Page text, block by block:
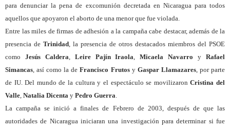
para denunciar la pena de excomunión decretada en Nicaragua para todos
aquellos que apoyaron el aborto de una menor que fue violada.
Entre las miles de firmas de adhesión a la campaña cabe destacar, además de la
presencia de Trinidad, la presencia de otros destacados miembros del PSOE
como Jesús Caldera, Leire Pajín Iraola,Micaela Navarro yRafael
Simancas, así como la deFrancisco Frutosy Gaspar Llamazares, por parte
de IU. Del mundo de la cultura y el espectáculo se movilizaronCristina del
Valle, Natalia Dicenta y Pedro Guerra.
La campaña se inició a finales de Febrero de 2003, después de que las
autoridades de Nicaragua iniciaran una investigación para determinar si fue